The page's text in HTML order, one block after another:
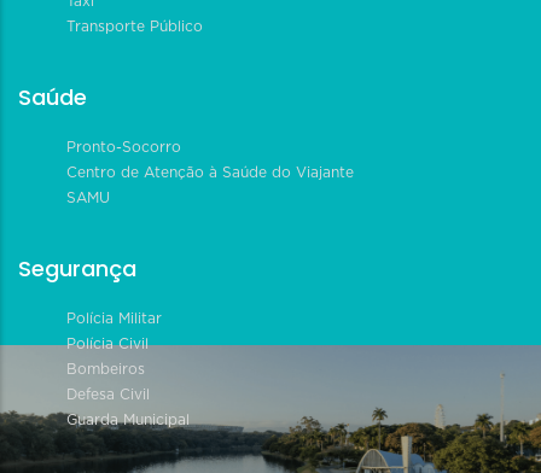
Transporte Público
Saúde
Pronto-Socorro
Centro de Atenção à Saúde do Viajante
SAMU
Segurança
Polícia Militar
Polícia Civil
Bombeiros
Defesa Civil
Guarda Municipal